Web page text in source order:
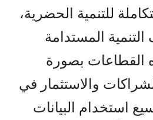
للتنمية الحضرية،
المستدامة
القطاعات بصورة
والاستثمار في
استخدام البيانات